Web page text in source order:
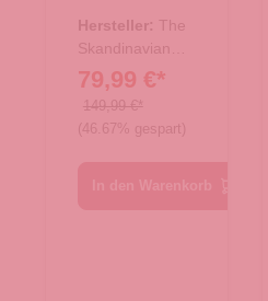
Weekender
Reisetasch
e - tan
Hersteller: The
Skandinavian
Brand
79,99 €*
149,99 €*
(46.67% gespart)